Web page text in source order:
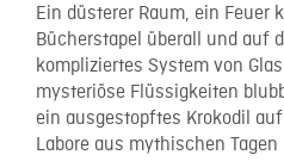
Ein düsterer Raum, ein Feuer
Bücherstapel überall und auf
kompliziertes System von
mysteriöse Flüssigkeiten
ein ausgestopftes Krokodil
Labore aus mythischen